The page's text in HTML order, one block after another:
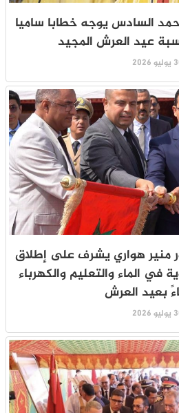
السادس يوجه خطابا ساميا
عيد العرش المجيد
منير هواري يشرف على إطلاق
في الماء والتعليم والكهرباء
بعيد العرش